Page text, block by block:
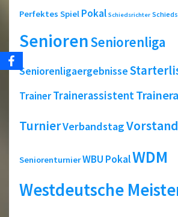
Perfektes Spiel Pokal Schiedsrichter
SeniorenSeniorenliga
Seniorenligaergebnisse
TrainerTrainerassistent
TurnierVerbandstagVorstand
SeniorenturnierWBU PokalWDM
Westdeutsche